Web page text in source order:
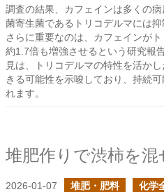
調査の結果、カフェインは多くの病
菌寄生菌であるトリコデルマには抑
さらに重要なのは、カフェインが
約1.7倍も増強させるという研究報
見は、トリコデルマの特性を活か
きる可能性を示唆しており、持続
れます。
堆肥作りで渋柿を混
2026-01-07 堆肥・肥料 化学